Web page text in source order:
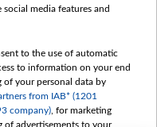
media features and
to the use of automatic
to information on your end
of your personal data by
from IAB* (1201
company) , for marketing
of advertisements to your